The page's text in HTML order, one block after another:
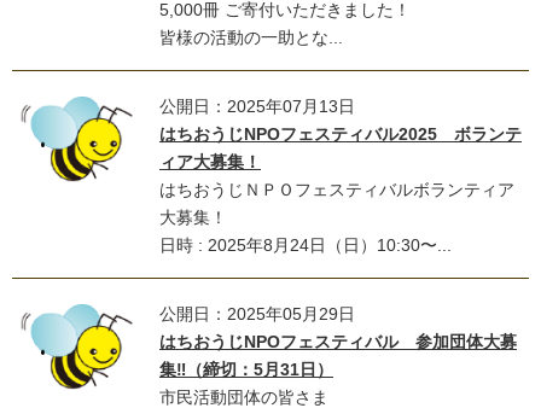
5,000冊 ご寄付いただきました！
皆様の活動の一助とな...
公開日：2025年07月13日
はちおうじNPOフェスティバル2025 ボランテ
ィア大募集！
はちおうじＮＰＯフェスティバルボランティア
⼤募集！
⽇時 : 2025年8⽉24⽇（⽇）10:30〜...
公開日：2025年05月29日
はちおうじNPOフェスティバル 参加団体大募
集‼（締切：5月31日）
市民活動団体の皆さま